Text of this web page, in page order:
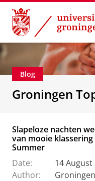
Skip
Content
Skip
Navigation
About us
Blog
Groningen
Slapeloze nachten
van mooie
Summer
Date:
14 August
Author: